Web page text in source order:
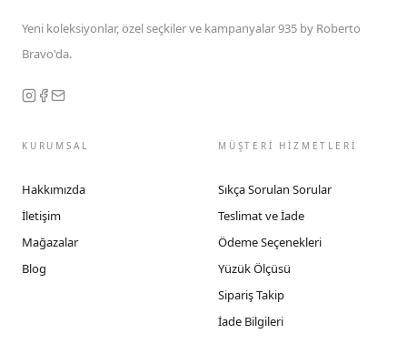
Yeni koleksiyonlar, özel seçkiler ve kampanyalar 935 by Roberto
Bravo'da.
KURUMSAL
Hakkımızda
İletişim
Mağazalar
Blog
MÜŞTERİ HİZMETLERİ
Sıkça Sorulan Sorular
Teslimat ve İade
Ödeme Seçenekleri
Yüzük Ölçüsü
Sipariş Takip
İade Bilgileri